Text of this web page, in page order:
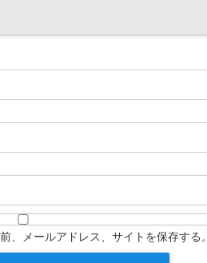
、メールアドレス、サイトを保存する。